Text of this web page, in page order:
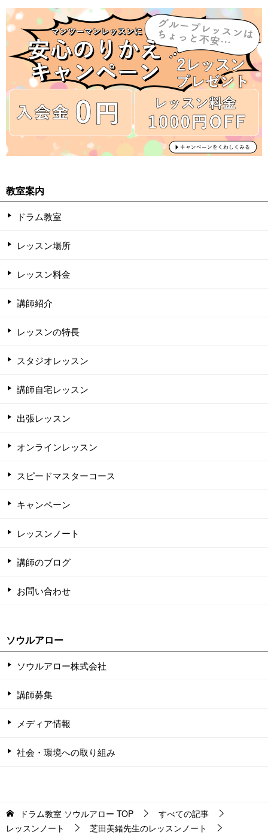
教室案内
ドラム教室
レッスン場所
レッスン料金
講師紹介
レッスンの特長
スタジオレッスン
講師自宅レッスン
出張レッスン
オンラインレッスン
スピードマスターコース
キャンペーン
レッスンノート
講師のブログ
お問い合わせ
ソウルアロー
ソウルアロー株式会社
講師募集
メディア情報
社会・環境への取り組み
ドラム教室 ソウルアロー TOP
すべての記事
レッスンノート
芝田美緒先生のレッスンノート